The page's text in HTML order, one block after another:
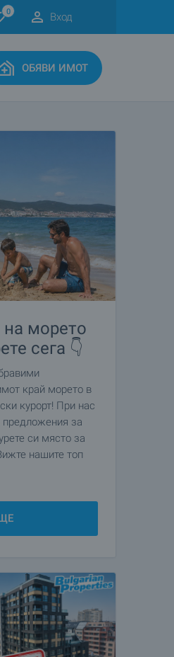
0 Вход
ОБЯВИ ИМОТ
морето
сега 👇
край морето в
курорт! При нас
за
си място за
нашите топ